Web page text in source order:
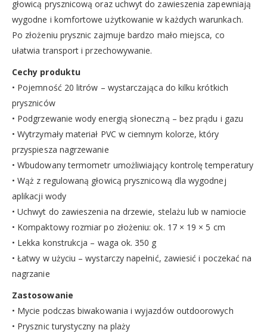
głowicą prysznicową oraz uchwyt do zawieszenia zapewniają
wygodne i komfortowe użytkowanie w każdych warunkach.
Po złożeniu prysznic zajmuje bardzo mało miejsca, co
ułatwia transport i przechowywanie.
Cechy produktu
• Pojemność 20 litrów – wystarczająca do kilku krótkich
pryszniców
• Podgrzewanie wody energią słoneczną – bez prądu i gazu
• Wytrzymały materiał PVC w ciemnym kolorze, który
przyspiesza nagrzewanie
• Wbudowany termometr umożliwiający kontrolę temperatury
• Wąż z regulowaną głowicą prysznicową dla wygodnej
aplikacji wody
• Uchwyt do zawieszenia na drzewie, stelażu lub w namiocie
• Kompaktowy rozmiar po złożeniu: ok. 17 × 19 × 5 cm
• Lekka konstrukcja – waga ok. 350 g
• Łatwy w użyciu – wystarczy napełnić, zawiesić i poczekać na
nagrzanie
Zastosowanie
• Mycie podczas biwakowania i wyjazdów outdoorowych
• Prysznic turystyczny na plaży